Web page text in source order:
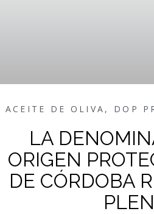
ACEITE DE OLIVA , DOP
LA
ORIGEN
DE CÓRDOBA